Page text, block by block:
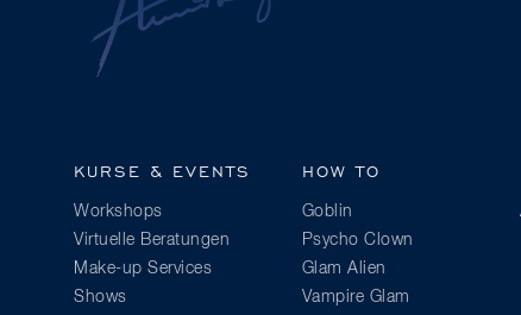
KURSE & EVENTS
Workshops
Virtuelle Beratungen
Make-up Services
Shows
HOW TO
Goblin
Psycho Clown
Glam Alien
Vampire Glam